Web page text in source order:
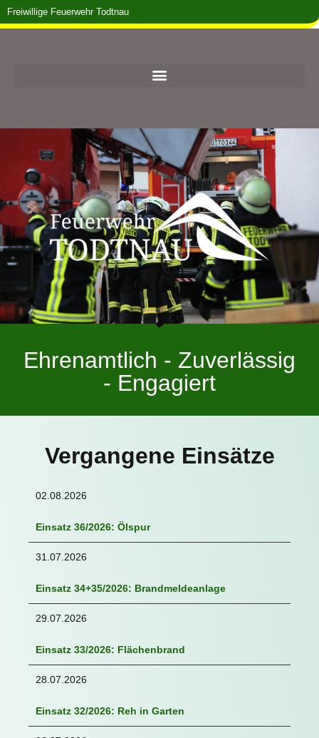
Freiwillige Feuerwehr Todtnau
Ehrenamtlich - Zuverlässig
- Engagiert
Vergangene Einsätze
02.08.2026
Einsatz 36/2026: Ölspur
31.07.2026
Einsatz 34+35/2026: Brandmeldeanlage
29.07.2026
Einsatz 33/2026: Flächenbrand
28.07.2026
Einsatz 32/2026: Reh in Garten